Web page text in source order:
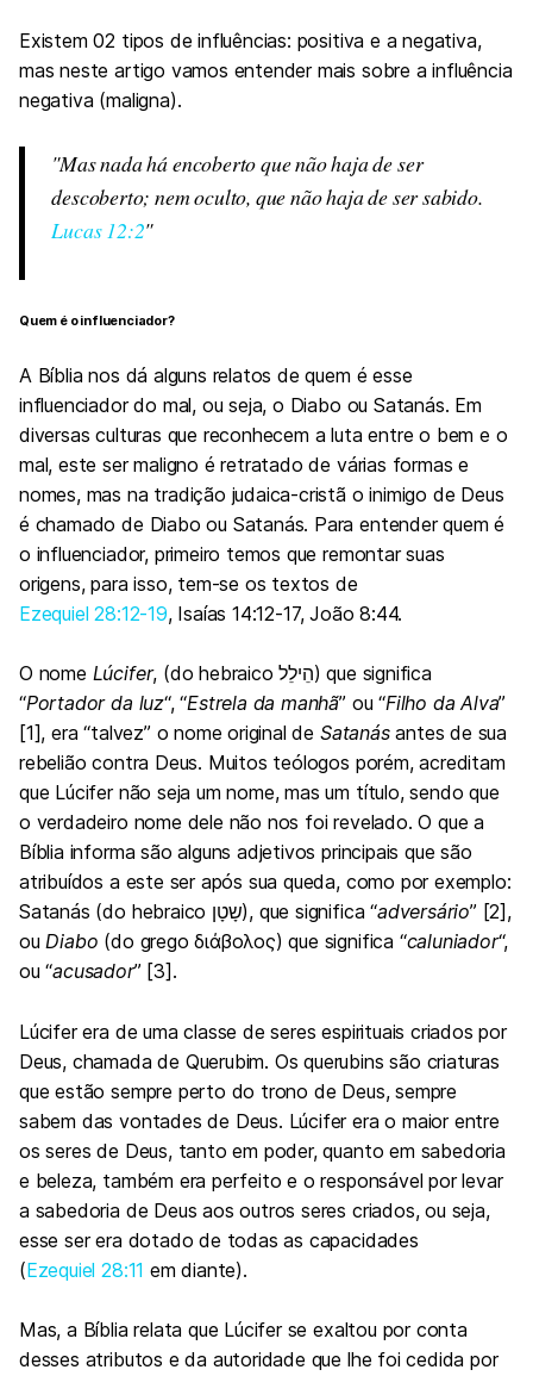
Existem 02 tipos de influências: positiva e a negativa,
mas neste artigo vamos entender mais sobre a influência
negativa (maligna).
Mas nada há encoberto que não haja de ser
descoberto; nem oculto, que não haja de ser sabido.
Lucas 12:2
Quem é o influenciador?
A Bíblia nos dá alguns relatos de quem é esse
influenciador do mal, ou seja, o Diabo ou Satanás. Em
diversas culturas que reconhecem a luta entre o bem e o
mal, este ser maligno é retratado de várias formas e
nomes, mas na tradição judaica-cristã o inimigo de Deus
é chamado de Diabo ou Satanás. Para entender quem é
o influenciador, primeiro temos que remontar suas
origens, para isso, tem-se os textos de
Ezequiel 28:12-19, Isaías 14:12-17, João 8:44.
O nome Lúcifer, (do hebraico הֵילֵל) que significa
“Portador da luz“, “Estrela da manhã” ou “Filho da Alva”
[1], era “talvez” o nome original de Satanásantes de sua
rebelião contra Deus. Muitos teólogos porém, acreditam
que Lúcifer não seja um nome, mas um título, sendo que
o verdadeiro nome dele não nos foi revelado. O que a
Bíblia informa são alguns adjetivos principais que são
atribuídos a este ser após sua queda, como por exemplo:
Satanás (do hebraico שָטָן), que significa “adversário” [2],
ouDiabo (do grego διάβολος) que significa “caluniador“,
ou “acusador” [3].
Lúcifer era de uma classe de seres espirituais criados por
Deus, chamada de Querubim. Os querubins são criaturas
que estão sempre perto do trono de Deus, sempre
sabem das vontades de Deus. Lúcifer era o maior entre
os seres de Deus, tanto em poder, quanto em sabedoria
e beleza, também era perfeito e o responsável por levar
a sabedoria de Deus aos outros seres criados, ou seja,
esse ser era dotado de todas as capacidades
(Ezequiel 28:11 em diante).
Mas, a Bíblia relata que Lúcifer se exaltou por conta
desses atributos e da autoridade que lhe foi cedida por